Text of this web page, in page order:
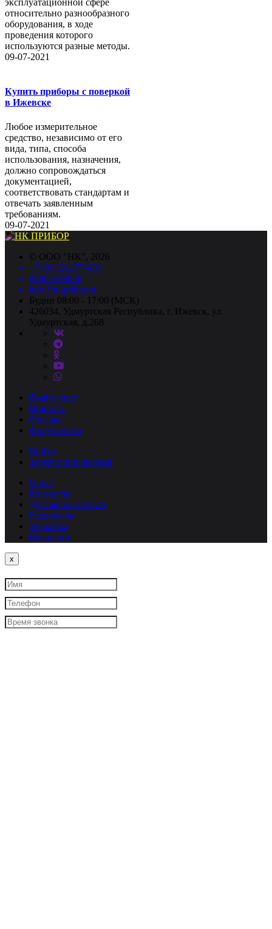
эксплуатационной сфере
относительно разнообразного
оборудования, в ходе
проведения которого
используются разные методы.
09-07-2021
Купить приборы с поверкой
в Ижевске
Любое измерительное
средство, независимо от его
вида, типа, способа
использования, назначения,
должно сопровождаться
документацией,
соответствовать стандартам и
отвечать заявленным
требованиям.
09-07-2021
© ООО "НК", 2026
+7 (3412) 277-001
88005118036
info@nkpribor.ru
Будни 08:00 - 17:00 (МСК)
426034, Удмуртская Республика, г. Ижевск, ул.
Удмуртская, д.268
Прайс-лист
Новости
Отзывы
Форма связи
Войти
Зарегистрироваться
О нас
Контакты
Доставка и оплата
Реквизиты
Упаковка
Вакансии
x